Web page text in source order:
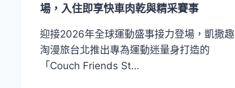
場，入住即享快車肉乾與精采賽事
迎接2026年全球運動盛事接力登場，凱撒趣
淘漫旅台北推出專為運動迷量身打造的
「Couch Friends St…